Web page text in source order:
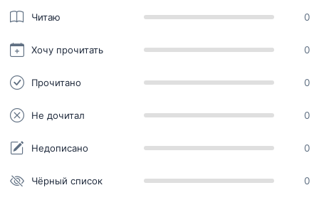
Читаю 0
Хочу прочитать 0
Прочитано 0
Не дочитал 0
Недописано 0
Чёрный список 0